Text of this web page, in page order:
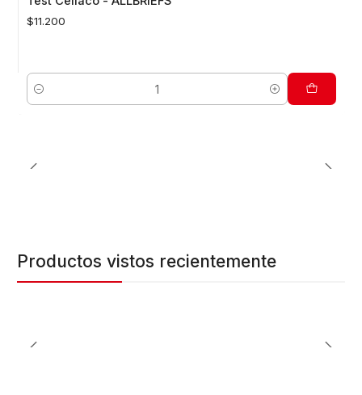
$11.200
Cantidad
Productos vistos recientemente